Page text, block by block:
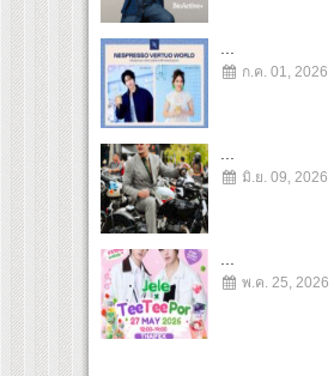
ก.ค. 01, 2026
มิ.ย. 09, 2026
พ.ค. 25, 2026